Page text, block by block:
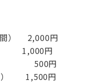
Pedigree
間） 2,000円
1,000円
み） 500円
） 1,500円